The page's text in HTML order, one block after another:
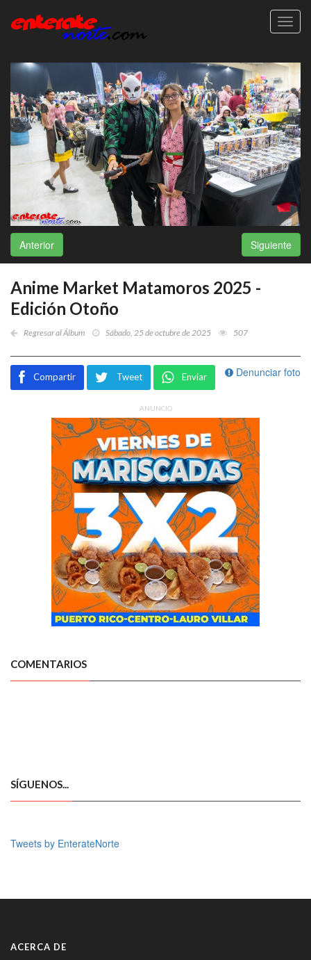
Anterior Siguiente
Anime Market Matamoros 2025 -
Edición Otoño
Regresar al Álbum Sábado, 25 de octubre de 2025 507
Denunciar foto
Compartir Tweet Enviar
ANUNCIO
COMENTARIOS
SÍGUENOS...
Tweets by EnterateNorte
ACERCA DE